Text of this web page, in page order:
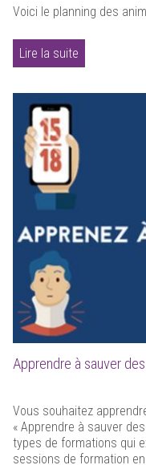
Voici le planning des
Lire la suite
Apprendre à sauver
Vous souhaitez
« Apprendre à sauver
types de formations qui
sessions de formation